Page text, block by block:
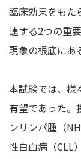
臨床効果をもた
連する2つの重
現象の根底にあ
本試験では、様
有望であった。
ンリンパ腫（
性白血病（CLL